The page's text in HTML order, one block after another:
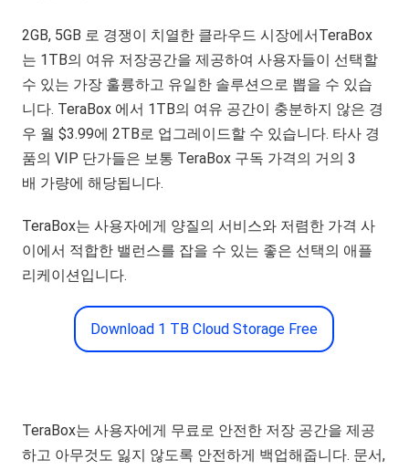
2GB, 5GB 로 경쟁이 치열한 클라우드 시장에서TeraBox
는 1TB의 여유 저장공간을 제공하여 사용자들이 선택할
수 있는 가장 훌륭하고 유일한 솔루션으로 뽑을 수 있습
니다. TeraBox 에서 1TB의 여유 공간이 충분하지 않은 경
우 월 $3.99에 2TB로 업그레이드할 수 있습니다. 타사 경
품의 VIP 단가들은 보통 TeraBox 구독 가격의 거의 3
배 가량에 해당됩니다.
TeraBox는 사용자에게 양질의 서비스와 저렴한 가격 사
이에서 적합한 밸런스를 잡을 수 있는 좋은 선택의 애플
리케이션입니다.
Download 1 TB Cloud Storage Free
TeraBox는 사용자에게 무료로 안전한 저장 공간을 제공
하고 아무것도 잃지 않도록 안전하게 백업해줍니다. 문서,